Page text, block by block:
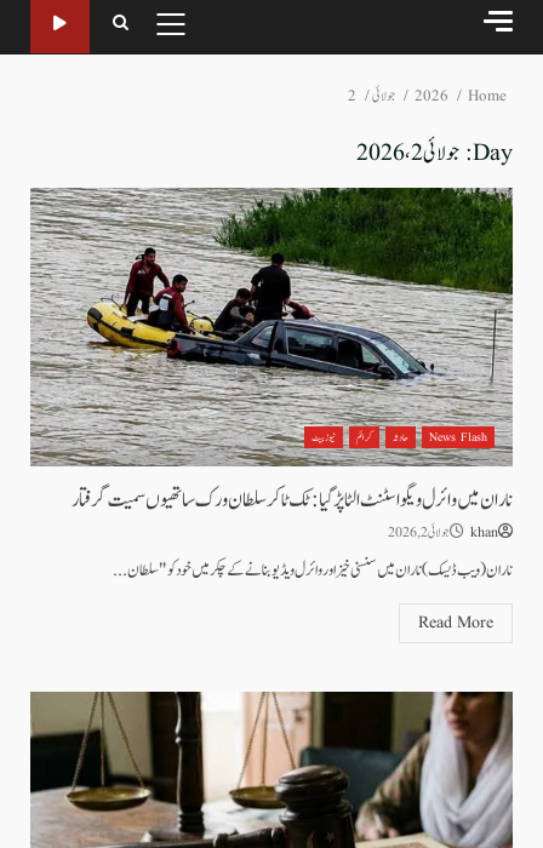
PRIMARY
MENU
Home
2026 جولائی 2
Day: جولائی 2، 2026
News Flash حادثہ کرائم نیوز بیٹ
ناران میں وائرل ویگو اسٹنٹ الٹا پڑ گیا: ٹک ٹاکر سلطان ورک ساتھیوں سمیت گرفتار
khan جولائی 2, 2026
ناران (ویب ڈیسک) ناران میں سنسنی خیز اور وائرل ویڈیو بنانے کے چکر میں خود کو "سلطان...
Read More